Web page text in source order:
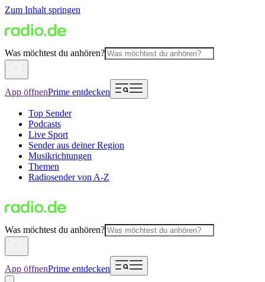
Zum Inhalt springen
Was möchtest du anhören?
App öffnenPrime entdecken
Top Sender
Podcasts
Live Sport
Sender aus deiner Region
Musikrichtungen
Themen
Radiosender von A-Z
Was möchtest du anhören?
App öffnenPrime entdecken